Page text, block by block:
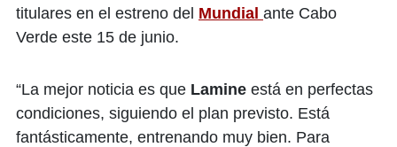
titulares en el estreno del Mundial ante Cabo
Verde este 15 de junio.
“La mejor noticia es que Lamine está en perfectas
condiciones, siguiendo el plan previsto. Está
fantásticamente, entrenando muy bien. Para